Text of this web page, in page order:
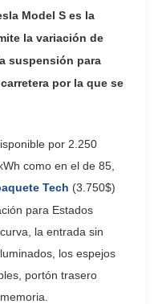
Model S es la
la variación de
suspensión para
por la que se
por 2.250
como en el de 85,
Tech (3.750$)
para Estados
la entrada sin
los espejos
portón trasero